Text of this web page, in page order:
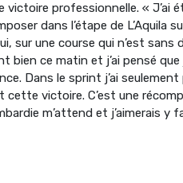
victoire professionnelle. « J’ai
dans l’étape de L’Aquila
sur une course qui n’est
bien ce matin et j’ai pensé
Dans le sprint j’ai
cette victoire. C’est une
m’attend et j’aimerais y